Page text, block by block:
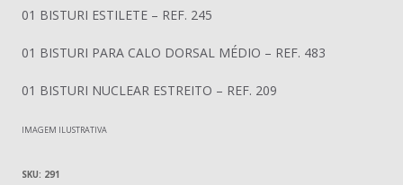
01 BISTURI ESTILETE – REF. 245
01 BISTURI PARA CALO DORSAL MÉDIO – REF. 483
01 BISTURI NUCLEAR ESTREITO – REF. 209
IMAGEM ILUSTRATIVA
SKU: 291